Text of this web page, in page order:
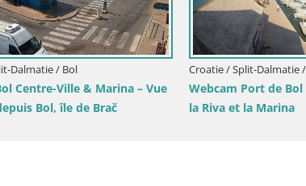
Croatie / Split-Dalmatie / Brač
Webcam Sutivan Panorama – Vue en
direct depuis l’île de Brač